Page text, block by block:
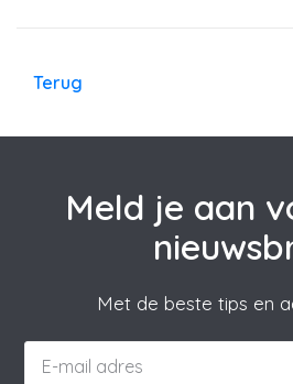
Terug
Meld je aan
Met de beste tips en